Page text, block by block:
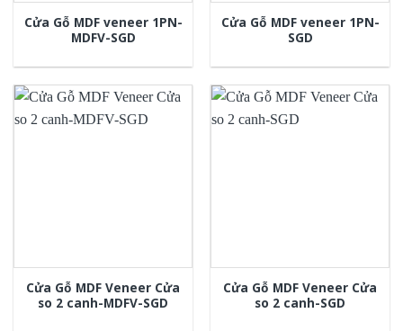
Cửa Gỗ MDF veneer 1PN-
MDFV-SGD
Cửa Gỗ MDF veneer 1PN-
SGD
Cửa Gỗ MDF Veneer Cửa
so 2 canh-MDFV-SGD
Cửa Gỗ MDF Veneer Cửa
so 2 canh-SGD